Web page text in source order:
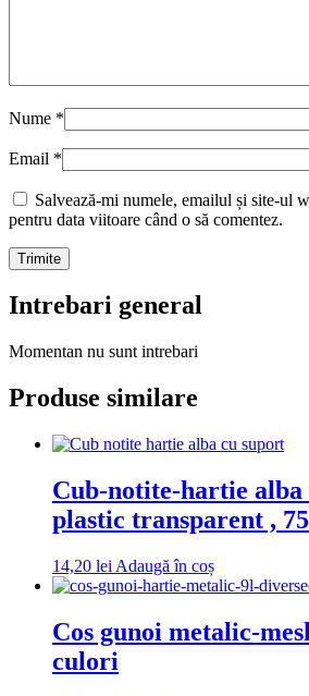
Nume *
Email *
Salvează-mi numele, emailul și site-ul
pentru data viitoare când o să comentez.
Intrebari general
Momentan nu sunt intrebari
Produse similare
Cub-notite-hartie alba
plastic transparent ,
14,20 lei Adaugă în coș
Cos gunoi metalic-
culori